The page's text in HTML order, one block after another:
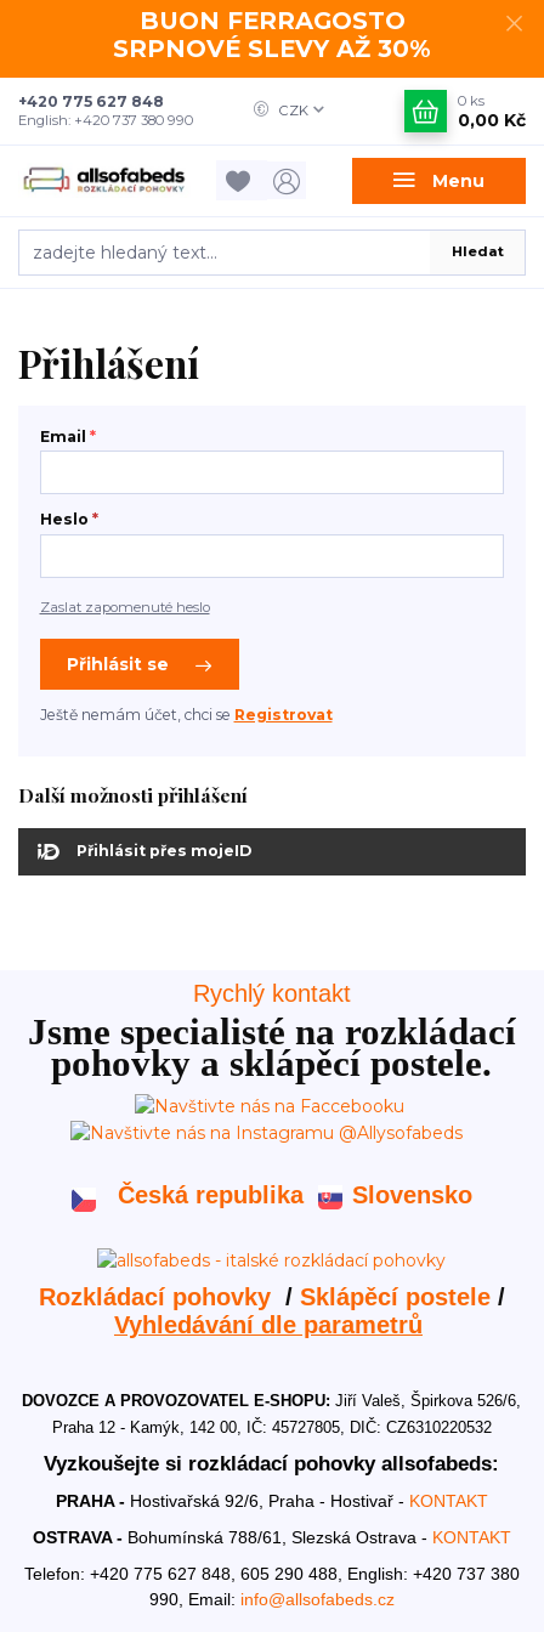
BUON FERRAGOSTO
SRPNOVÉ SLEVY AŽ 30%
Menu
CZK
Hledat
+420 775 627 848
English: +420 737 380 990
0 ks
0,00 Kč
Přihlášení
Email *
Heslo *
Zaslat zapomenuté heslo
Přihlásit se
Ještě nemám účet, chci se Registrovat
Další možnosti přihlášení
Přihlásit přes mojeID
Rychlý kontakt
Jsme specialisté na rozkládací
pohovky a sklápěcí postele.
Česká republika Slovensko
Rozkládací pohovky / Sklápěcí postele/
Vyhledávání dle parametrů
DOVOZCE A PROVOZOVATEL E-SHOPU:Jiří Valeš, Špirkova 526/6,
Praha 12 - Kamýk, 142 00, IČ: 45727805, DIČ: CZ6310220532
Vyzkoušejte si rozkládací pohovky allsofabeds:
PRAHA - Hostivařská 92/6, Praha - Hostivař - KONTAKT
OSTRAVA - Bohumínská 788/61, Slezská Ostrava - KONTAKT
Telefon: +420 775 627 848, 605 290 488, English: +420 737 380
990, Email: info@allsofabeds.cz